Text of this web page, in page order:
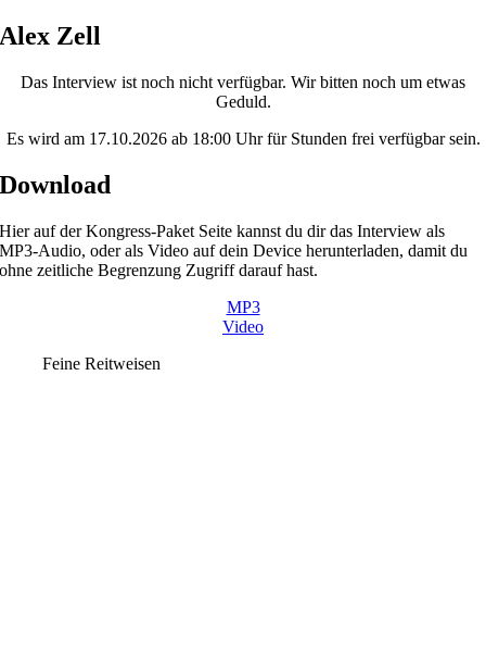
Skip
to
Alex Zell
Das Interview ist noch nicht verfügbar. Wir bitten noch um etwas
Geduld.
Es wird am 17.10.2026 ab 18:00 Uhr für Stunden frei verfügbar sein.
Download
Hier auf der Kongress-Paket Seite kannst du dir das Interview als
MP3-Audio, oder als Video auf dein Device herunterladen, damit du
ohne zeitliche Begrenzung Zugriff darauf hast.
MP3
Video
Feine Reitweisen